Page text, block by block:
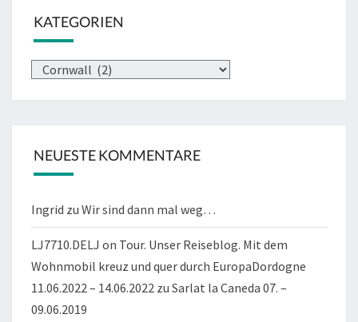
KATEGORIEN
Kategorien
NEUESTE KOMMENTARE
Ingrid zu Wir sind dann mal weg…
LJ7710.DELJ on Tour. Unser Reiseblog. Mit dem
Wohnmobil kreuz und quer durch EuropaDordogne
11.06.2022 – 14.06.2022 zu Sarlat la Caneda 07. –
09.06.2019